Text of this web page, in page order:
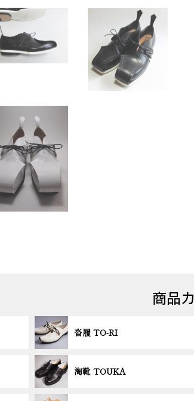
商品
沓履 TO-RI
淘靴 TOUKA